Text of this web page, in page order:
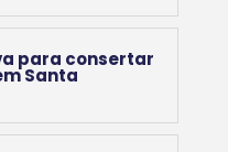
para consertar
Santa